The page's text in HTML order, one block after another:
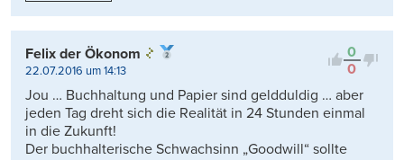
0
0
Felix der Ökonom
22.07.2016 um 14:13
Jou … Buchhaltung und Papier sind geldduldig … aber
jeden Tag dreht sich die Realität in 24 Stunden einmal
in die Zukunft!
Der buchhalterische Schwachsinn „Goodwill“ sollte